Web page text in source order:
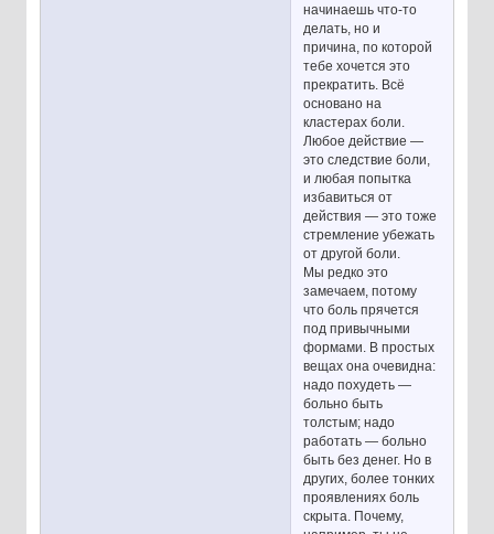
начинаешь что-то
делать, но и
причина, по которой
тебе хочется это
прекратить. Всё
основано на
кластерах боли.
Любое действие —
это следствие боли,
и любая попытка
избавиться от
действия — это тоже
стремление убежать
от другой боли.
Мы редко это
замечаем, потому
что боль прячется
под привычными
формами. В простых
вещах она очевидна:
надо похудеть —
больно быть
толстым; надо
работать — больно
быть без денег. Но в
других, более тонких
проявлениях боль
скрыта. Почему,